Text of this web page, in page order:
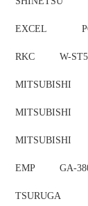
EXCEL
RKC W-
MITSUBISHI
MITSUBISHI
MITSUBISHI
EMP GA-
TSURUGA